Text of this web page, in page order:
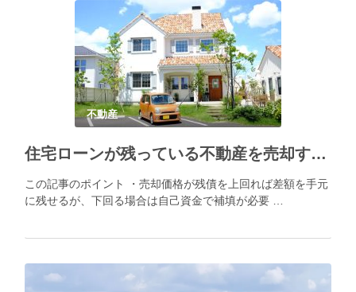
不動産
住宅ローンが残っている不動産を売却する方法
この記事のポイント ・売却価格が残債を上回れば差額を手元
に残せるが、下回る場合は自己資金で補填が必要 …